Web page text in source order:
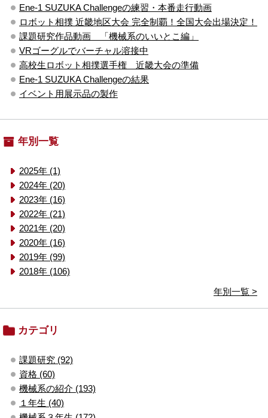
Ene-1 SUZUKA Challengeの練習・本番走行動画
ロボット相撲 近畿地区大会 完全制覇！全国大会出場決定！
課題研究作品動画 「機械系のいいとこ編」
VRゴーグルでバーチャル溶接中
高校生ロボット相撲選手権 近畿大会の準備
Ene-1 SUZUKA Challengeの結果
イベント用展示品の製作
年別一覧
2025年 (1)
2024年 (20)
2023年 (16)
2022年 (21)
2021年 (20)
2020年 (16)
2019年 (99)
2018年 (106)
年別一覧 >
カテゴリ
課題研究 (92)
資格 (60)
機械系の紹介 (193)
１年生 (40)